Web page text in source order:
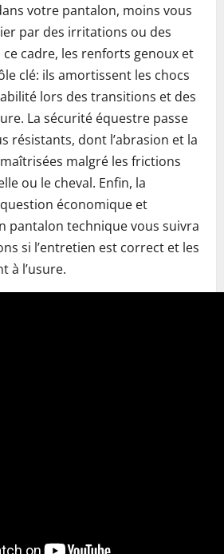
votre pantalon, moins vous
par des irritations ou des
cadre, les renforts genoux et
clé: ils amortissent les chocs
lors des transitions et des
La sécurité équestre passe
résistants, dont l’abrasion et la
malgré les frictions
ou le cheval. Enfin, la
économique et
pantalon technique vous suivra
si l’entretien est correct et les
à l’usure.